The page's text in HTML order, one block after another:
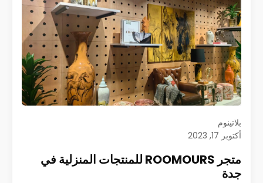
بلاتينوم
أكتوبر 17, 2023
متجر ROOMOURS للمنتجات المنزلية في
جدة